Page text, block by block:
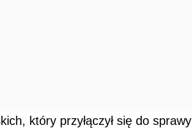
który przyłączył się do sprawy